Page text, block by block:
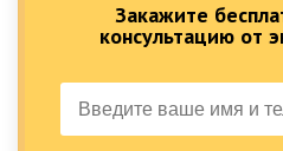
Закажите
консультацию от